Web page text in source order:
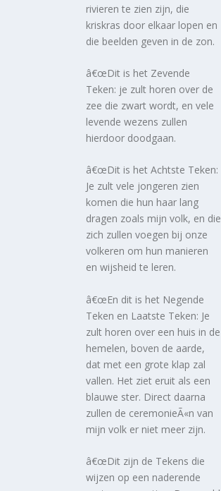
rivieren te zien zijn, die
kriskras door elkaar lopen en
die beelden geven in de zon.
â€œDit is het Zevende
Teken: je zult horen over de
zee die zwart wordt, en vele
levende wezens zullen
hierdoor doodgaan.
â€œDit is het Achtste Teken:
Je zult vele jongeren zien
komen die hun haar lang
dragen zoals mijn volk, en die
zich zullen voegen bij onze
volkeren om hun manieren
en wijsheid te leren.
â€œEn dit is het Negende
Teken en Laatste Teken: Je
zult horen over een huis in de
hemelen, boven de aarde,
dat met een grote klap zal
vallen. Het ziet eruit als een
blauwe ster. Direct daarna
zullen de ceremonieÃ«n van
mijn volk er niet meer zijn.
â€œDit zijn de Tekens die
wijzen op een naderende